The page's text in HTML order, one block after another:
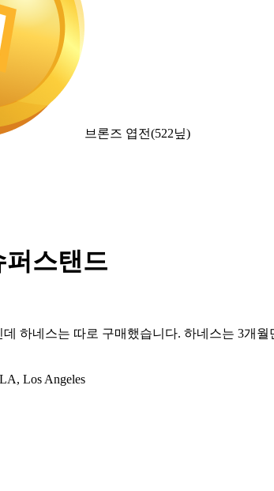
브론즈 엽전(522닢)
퍼스탠드
하네스는 따로 구매했습니다. 하네스는 3개
Los Angeles